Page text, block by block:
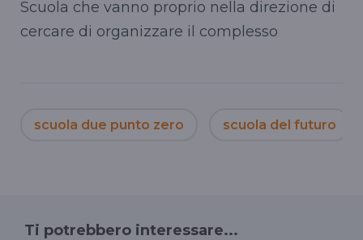
Scuola che vanno proprio nella direzione di
cercare di organizzare il complesso
scuola due punto zero scuola del futuro
Ti potrebbero interessare...